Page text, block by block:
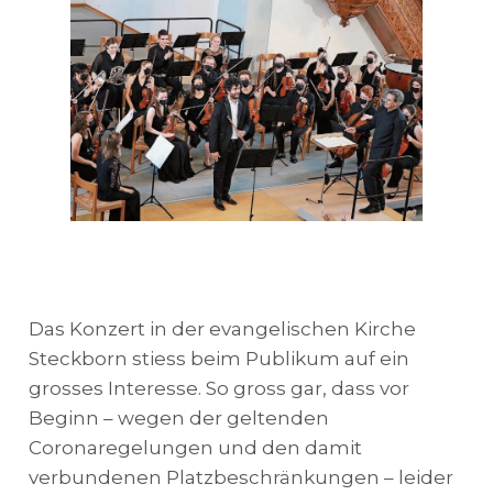
Das Konzert in der evangelischen Kirche
Steckborn stiess beim Publikum auf ein
grosses Interesse. So gross gar, dass vor
Beginn – wegen der geltenden
Coronaregelungen und den damit
verbundenen Platzbeschränkungen – leider